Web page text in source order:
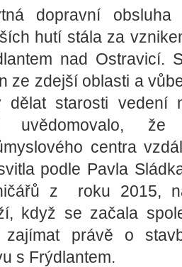
dopravní
hutí stála za
nad Ostravicí.
ze zdejší oblasti a
dělat starosti vedení
uvědomovalo,
centra
podle Pavla
z roku 2015,
když se začala
zajímat právě o
s Frýdlantem.